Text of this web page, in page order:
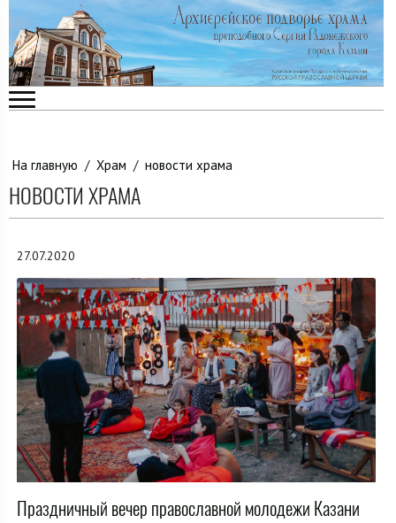
На главную / Храм / новости храма
НОВОСТИ ХРАМА
27.07.2020
Праздничный вечер православной молодежи Казани